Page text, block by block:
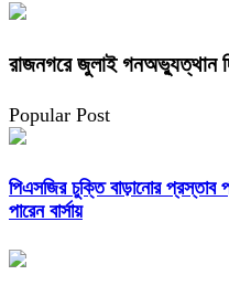
রাজনগরে জুলাই গনঅভ্যুত্থান
Popular Post
পিএসজির চুক্তি বাড়ানোর প্রস্তাব
পারেন বার্সায়